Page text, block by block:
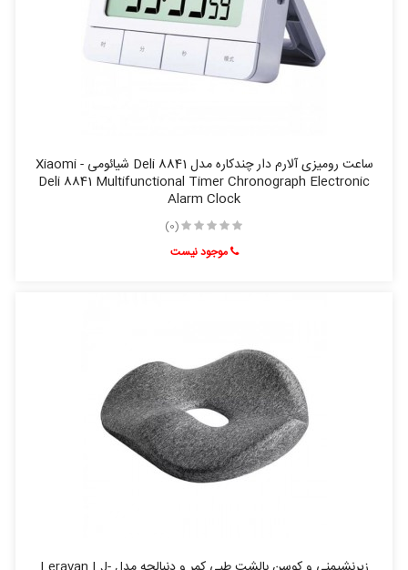
ساعت رومیزی آلارم دار چندکاره مدل Deli 8841 شیائومی - Xiaomi
Deli 8841 Multifunctional Timer Chronograph Electronic
Alarm Clock
(0)
موجود نیست